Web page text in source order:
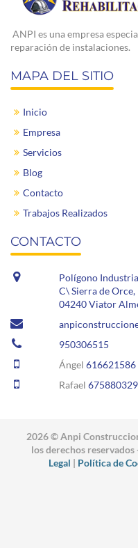
ANPI es una empresa
reparación de instalaciones.
MAPA DEL SITIO
Inicio
Empresa
Servicios
Blog
Contacto
Trabajos Realizados
CONTACTO
Polígono
C\ Sierra de Orce,
04240 Viator
950306515
Ángel 616621586
Rafael 675880329
2026 © Anpi
los derechos
Legal | Política de